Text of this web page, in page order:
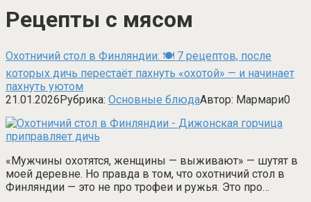
Рецепты с мясом
Охотничий стол в Финляндии: 🍽️ 7 рецептов, после
которых дичь перестаёт пахнуть «охотой» — и начинает
пахнуть уютом
21.01.2026Рубрика: Основные блюдаАвтор: Мармари0
«Мужчины охотятся, женщины — выживают» — шутят в
моей деревне. Но правда в том, что охотничий стол в
Финляндии — это не про трофеи и ружья. Это про…